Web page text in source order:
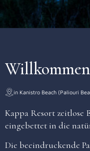
in Kanistro Beach (Paliouri
Kappa Resort
eingebettet in die
Die beeindruckende